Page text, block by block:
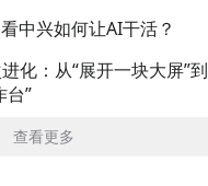
中兴如何让AI干活？
化：从“展开一块大屏”到
台”
查看更多